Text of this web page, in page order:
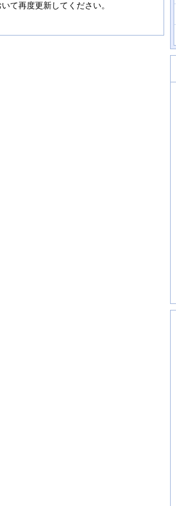
て再度更新してください。